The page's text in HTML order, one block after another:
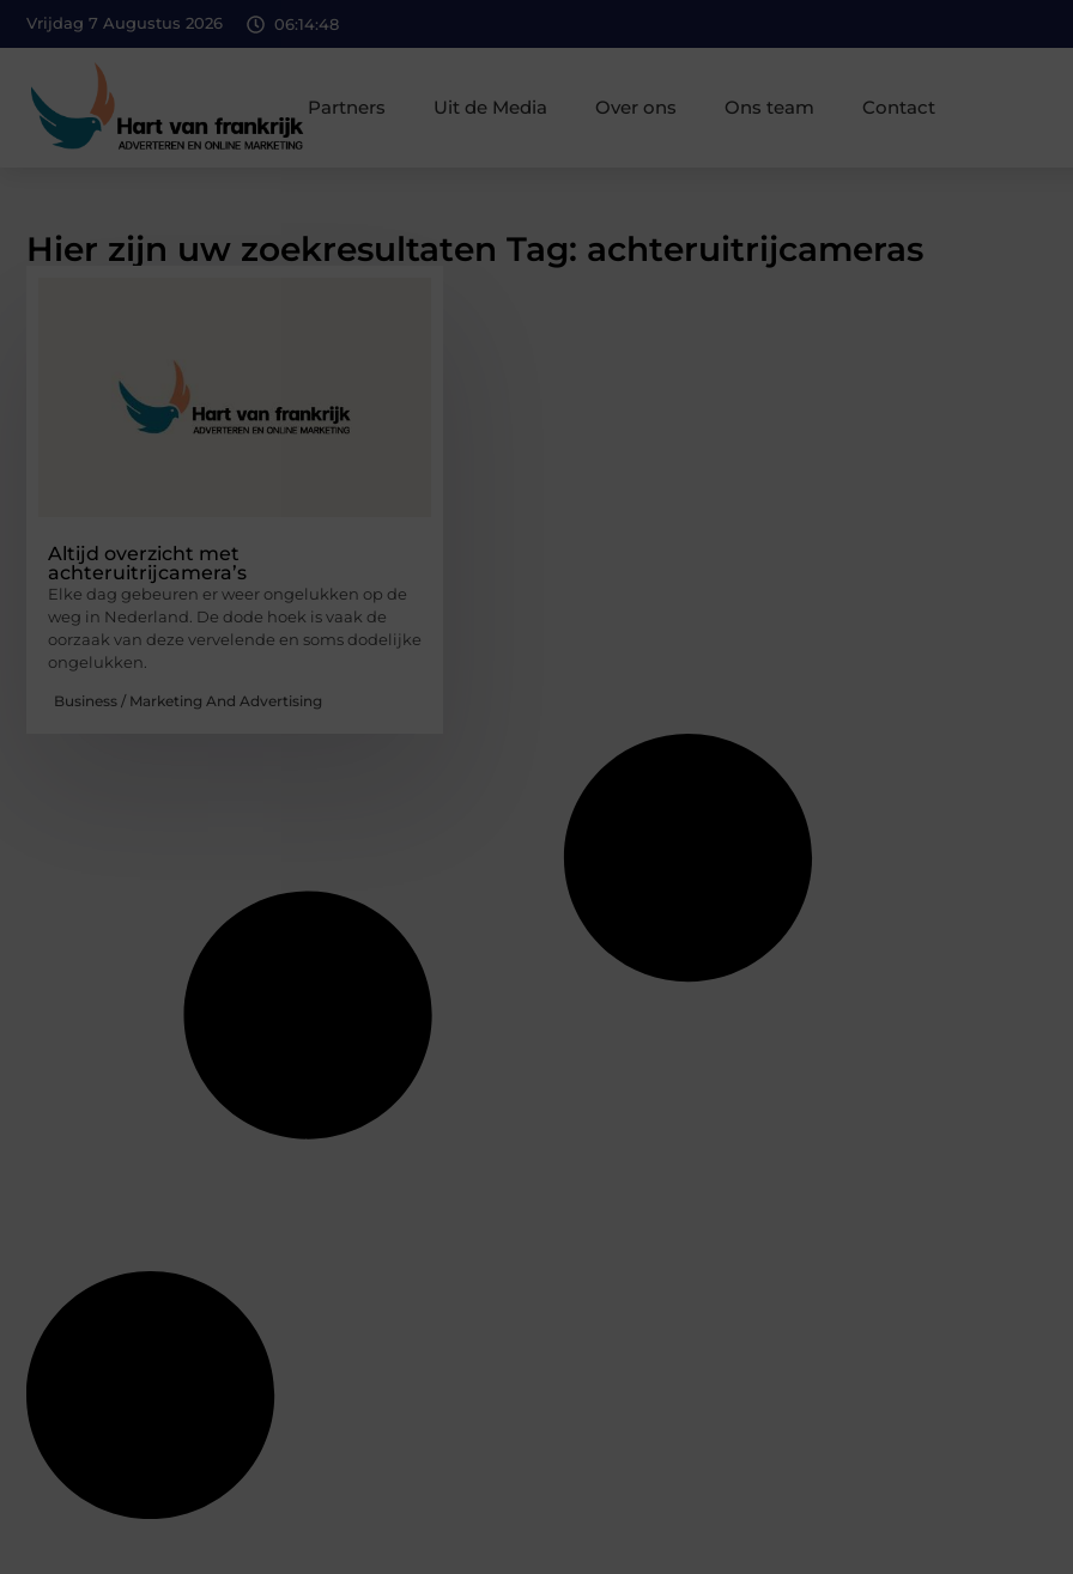
Vrijdag 7 Augustus 2026 06:14:49
Partners Uit de Media Over ons Ons team Contact
Hier zijn uw zoekresultaten Tag: achteruitrijcameras
Altijd overzicht met
achteruitrijcamera’s
Elke dag gebeuren er weer ongelukken op de
weg in Nederland. De dode hoek is vaak de
oorzaak van deze vervelende en soms dodelijke
ongelukken.
Business / Marketing And Advertising